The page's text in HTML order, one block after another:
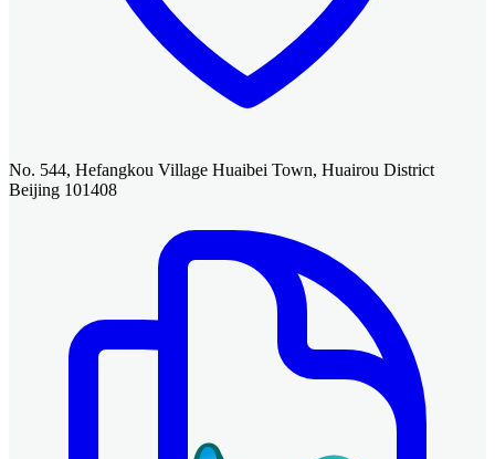
No. 544, Hefangkou Village Huaibei Town, Huairou District
Beijing 101408